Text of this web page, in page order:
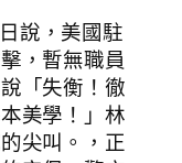
說，美國駐
，暫無職員
「失衡！徹
美學！」林
尖叫。，正